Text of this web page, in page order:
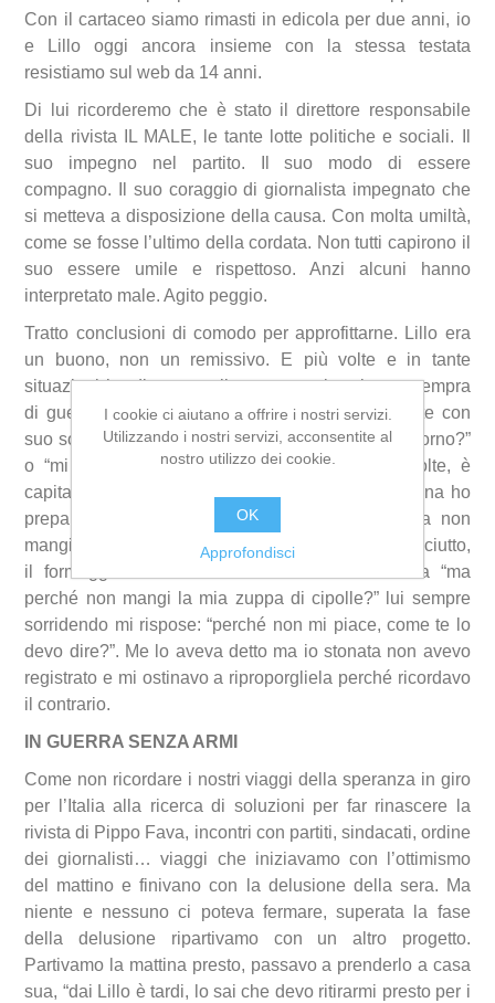
Con il cartaceo siamo rimasti in edicola per due anni, io
e Lillo oggi ancora insieme con la stessa testata
resistiamo sul web da 14 anni.
Di lui ricorderemo che è stato il direttore responsabile
della rivista IL MALE, le tante lotte politiche e sociali. Il
suo impegno nel partito. Il suo modo di essere
compagno. Il suo coraggio di giornalista impegnato che
si metteva a disposizione della causa. Con molta umiltà,
come se fosse l’ultimo della cordata. Non tutti capirono il
suo essere umile e rispettoso. Anzi alcuni hanno
interpretato male. Agito peggio.
Tratto conclusioni di comodo per approfittarne. Lillo era
un buono, non un remissivo. E più volte e in tante
situazioni ha dimostrato il suo coraggio e la sua tempra
di guerriero se necessario. Buona forchetta a volte con
suo sorriso sornione mi diceva “mi fai la pasta al forno?”
o “mi fai la parmigiana”? In passato, alcune volte, è
capitato che io lo abbia chiamato: “Lillo vieni a cena ho
preparato della roba buona…”. Lillo arrivava ma non
mangiava la cena preparata e si rifugiava nel prosciutto,
il formaggio… Poi una volta alla mia domanda “ma
perché non mangi la mia zuppa di cipolle?” lui sempre
sorridendo mi rispose: “perché non mi piace, come te lo
devo dire?”. Me lo aveva detto ma io stonata non avevo
registrato e mi ostinavo a riproporgliela perché ricordavo
il contrario.
IN GUERRA SENZA ARMI
Come non ricordare i nostri viaggi della speranza in giro
per l’Italia alla ricerca di soluzioni per far rinascere la
rivista di Pippo Fava, incontri con partiti, sindacati, ordine
dei giornalisti… viaggi che iniziavamo con l’ottimismo
del mattino e finivano con la delusione della sera. Ma
niente e nessuno ci poteva fermare, superata la fase
della delusione ripartivamo con un altro progetto.
Partivamo la mattina presto, passavo a prenderlo a casa
sua, “dai Lillo è tardi, lo sai che devo ritirarmi presto per i
I cookie ci aiutano a offrire i nostri servizi.
Utilizzando i nostri servizi, acconsentite al
nostro utilizzo dei cookie.
OK
Approfondisci